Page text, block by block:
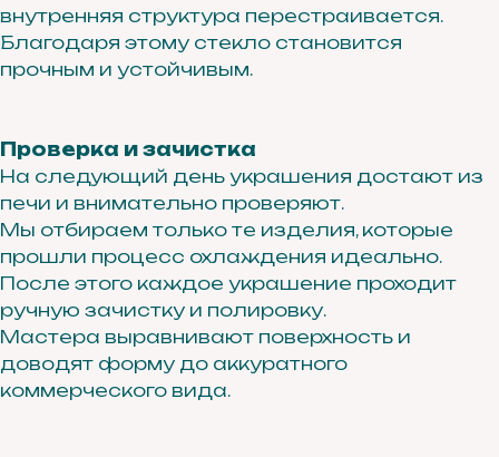
внутренняя структура перестраивается.
Благодаря этому стекло становится
прочным и устойчивым.
Проверка и зачистка
На следующий день украшения достают из
печи и внимательно проверяют.
Мы отбираем только те изделия, которые
прошли процесс охлаждения идеально.
После этого каждое украшение проходит
ручную зачистку и полировку.
Мастера выравнивают поверхность и
доводят форму до аккуратного
коммерческого вида.